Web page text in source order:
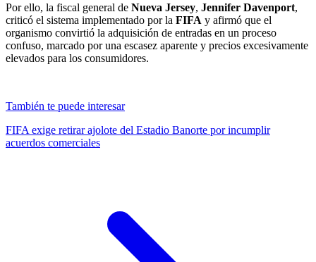
Por ello, la fiscal general de Nueva Jersey, Jennifer Davenport,
criticó el sistema implementado por la FIFA y afirmó que el
organismo convirtió la adquisición de entradas en un proceso
confuso, marcado por una escasez aparente y precios excesivamente
elevados para los consumidores.
También te puede interesar
FIFA exige retirar ajolote del Estadio Banorte por incumplir
acuerdos comerciales